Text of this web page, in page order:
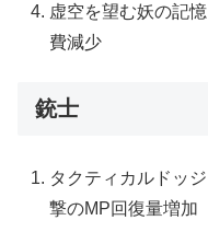
虚空を望む妖の記
費減少
銃士
タクティカルドッ
撃のMP回復量増加